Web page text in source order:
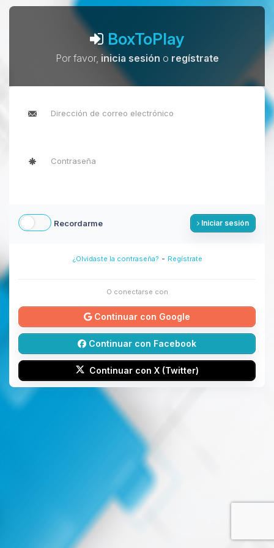
BoxToPlay
Por favor, inicia sesión o regístrate
Recordarme Iniciar sesión
¿Olvidaste la contraseña? - Regístrate
O conectarse con
Continuar con Google
Continuar con Facebook
Continuar con X (Twitter)